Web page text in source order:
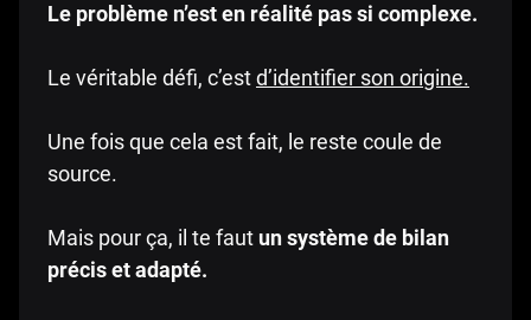
Le problème n’est en réalité pas si complexe.
Le véritable défi, c’estd’identifier son origine.
Une fois que cela est fait, le reste coule de
source.
Mais pour ça, il te faut un système de bilan
précis et adapté.